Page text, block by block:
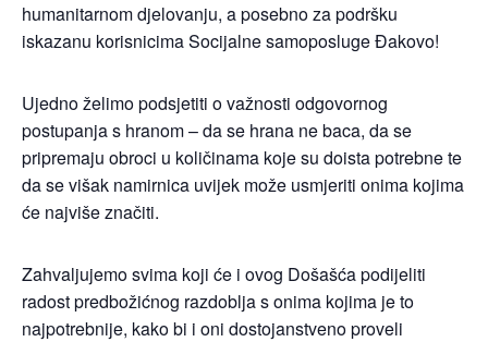
humanitarnom djelovanju, a posebno za podršku
iskazanu korisnicima Socijalne samoposluge Đakovo!
Ujedno želimo podsjetiti o važnosti odgovornog
postupanja s hranom – da se hrana ne baca, da se
pripremaju obroci u količinama koje su doista potrebne te
da se višak namirnica uvijek može usmjeriti onima kojima
će najviše značiti.
Zahvaljujemo svima koji će i ovog Došašća podijeliti
radost predbožićnog razdoblja s onima kojima je to
najpotrebnije, kako bi i oni dostojanstveno proveli